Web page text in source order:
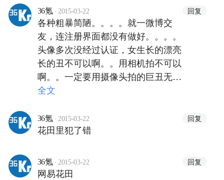
36氪 · 2015-03-22 回复
各种粗暴简陋。。。。就一微博交
友，连注册界面都没有做好。。。。
头像多次没经过认证，女生长的漂亮
长的丑不可以啊。。用相机拍不可以
啊。。一定要用摄像头拍的巨丑无比
才可以啊。。。从来没在交友网站上
神巨不好啊。。。。这种产品还是丁
总亲抓的，让网易的其它产品情何与
全文
36氪 · 2015-03-22 回复
花田里犯了错
36氪 · 2015-03-22 回复
网易花田